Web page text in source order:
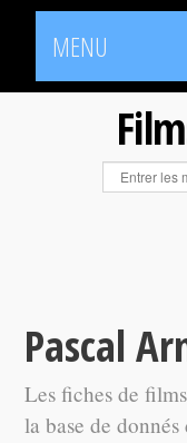
MENU
Pascal
Les fiches de
la base de